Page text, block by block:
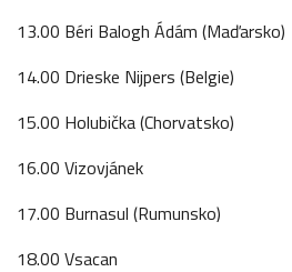
13.00 Béri Balogh Ádám (Maďarsko)
14.00 Drieske Nijpers (Belgie)
15.00 Holubička (Chorvatsko)
16.00 Vizovjánek
17.00 Burnasul (Rumunsko)
18.00 Vsacan